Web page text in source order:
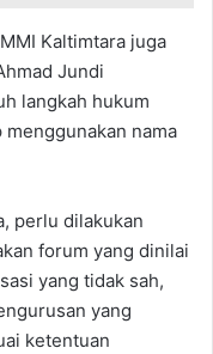
Kaltimtara juga
Jundi
langkah hukum
nama
perlu dilakukan
forum yang dinilai
yang tidak sah,
yang
ketentuan